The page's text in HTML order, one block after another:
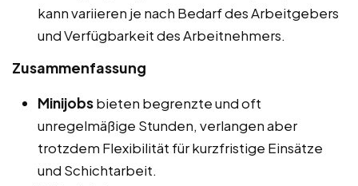
kann variieren je nach Bedarf des Arbeitgebers
und Verfügbarkeit des Arbeitnehmers.
Zusammenfassung
Minijobsbieten begrenzte und oft
unregelmäßige Stunden, verlangen aber
trotzdem Flexibilität für kurzfristige Einsätze
und Schichtarbeit.